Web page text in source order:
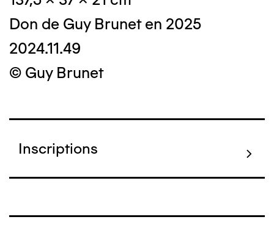
Don de Guy Brunet en 2025
2024.11.49
© Guy Brunet
Inscriptions